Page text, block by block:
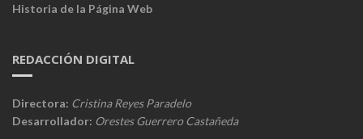
Historia de la Página Web
REDACCIÓN DIGITAL
Directora: Cristina Reyes Paradelo
Desarrollador: Orestes Guerrero Castañeda